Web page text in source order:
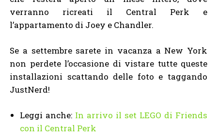
verranno ricreati il Central Perk e
l’appartamento di Joey e Chandler.
Se a settembre sarete in vacanza a New York
non perdete l’occasione di vistare tutte queste
installazioni scattando delle foto e taggando
JustNerd!
Leggi anche: In arrivo il set LEGO di Friends
con il Central Perk